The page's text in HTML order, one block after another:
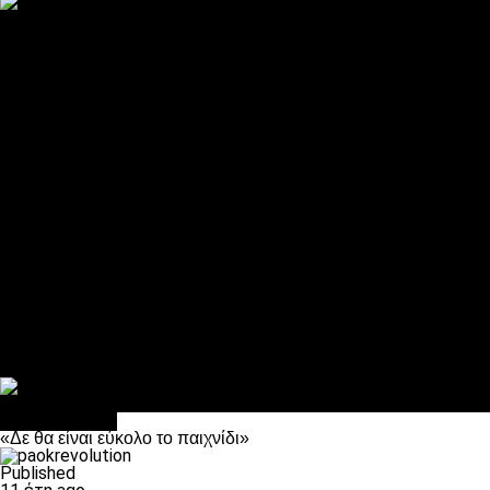
«Δε θα είναι εύκολο το παιχνίδι»
Published